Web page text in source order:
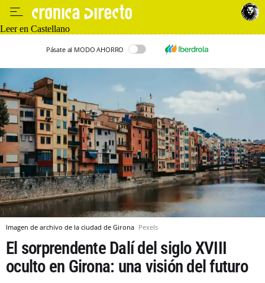
Leer en Castellano
Pásate al MODO AHORRO
Imagen de archivo de la ciudad de Girona Pexels
El sorprendente Dalí del siglo XVIII
oculto en Girona: una visión del futuro